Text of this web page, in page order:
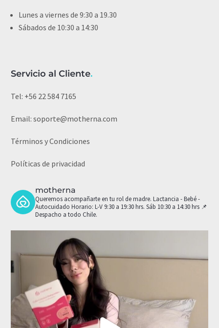
Lunes a viernes de 9:30 a 19.30
Sábados de 10:30 a 14:30
Servicio al Cliente.
Tel: +56 22 584 7165
Email:soporte@motherna.com
Términos y Condiciones
Políticas de privacidad
motherna
Queremos acompañarte en tu rol de madre. Lactancia - Bebé -
Autocuidado Horario: L-V 9:30 a 19:30 hrs. Sáb 10:30 a 14:30 hrs 📌
Despacho a todo Chile.